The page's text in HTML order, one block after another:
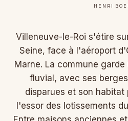
HENRI
Villeneuve-le-Roi s'étire
Seine, face à l'aéroport
Marne. La commune
fluvial, avec ses
disparues et son habitat
l'essor des lotissements